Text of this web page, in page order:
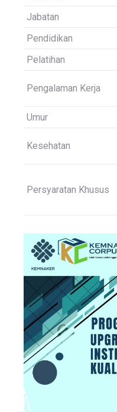
Jabatan
Pendidikan
Pelatihan
Pengalaman Kerja
Umur
Kesehatan
Persyaratan Khusus